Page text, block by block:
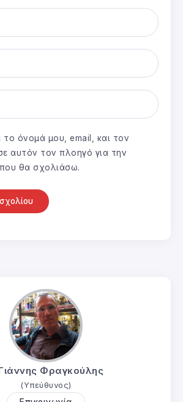
το όνομά μου, email, και τον
αυτόν τον πλοηγό για την
θα σχολιάσω.
Φραγκούλης
(Υπεύθυνος)